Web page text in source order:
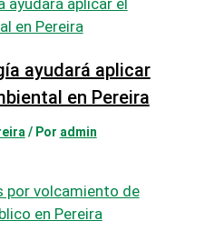
ayudará aplicar
en Pereira
/ Por admin